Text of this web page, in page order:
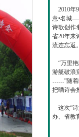
2010年
意•名城
诗歌创作
省20年来
流连忘返
“万里艳
游艇破浪
……”随着
把晒诗会
这次“诗
办、省教